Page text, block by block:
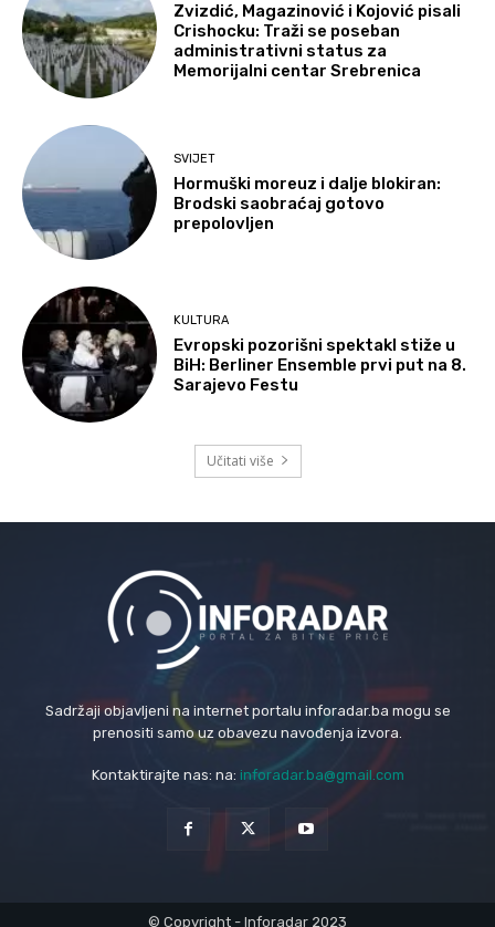
Zvizdić, Magazinović i Kojović pisali
Crishocku: Traži se poseban
administrativni status za
Memorijalni centar Srebrenica
SVIJET
Hormuški moreuz i dalje blokiran:
Brodski saobraćaj gotovo
prepolovljen
KULTURA
Evropski pozorišni spektakl stiže u
BiH: Berliner Ensemble prvi put na 8.
Sarajevo Festu
Učitati više
Sadržaji objavljeni na internet portalu inforadar.ba mogu se
prenositi samo uz obavezu navođenja izvora.
Kontaktirajte nas: na: inforadar.ba@gmail.com
© Copyright - Inforadar 2023